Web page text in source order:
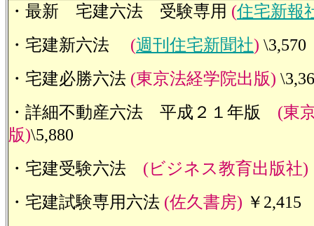
・最新 宅建六法 受験専用 (住宅新報
・宅建新六法 (週刊住宅新聞社) \3,570
・宅建必勝六法 (東京法経学院出版)
・詳細不動産六法 平成２１年版 (東
版)\5,880
・宅建受験六法 (ビジネス教育出版社)
・宅建試験専用六法 (佐久書房) ￥2,415